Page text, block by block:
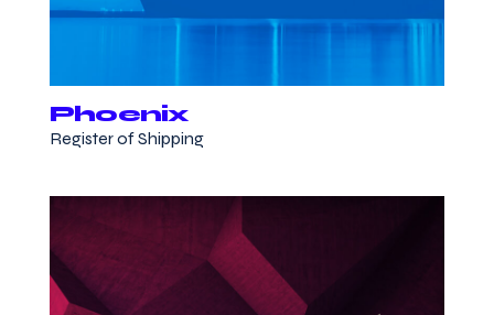
Phoenix
Register of Shipping